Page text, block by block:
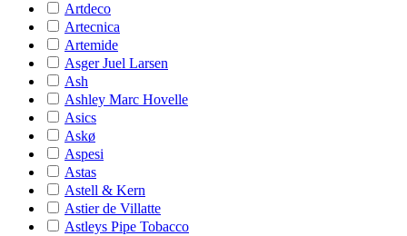
Artdeco
Artecnica
Artemide
Asger Juel Larsen
Ash
Ashley Marc Hovelle
Asics
Askø
Aspesi
Astas
Astell & Kern
Astier de Villatte
Astleys Pipe Tobacco